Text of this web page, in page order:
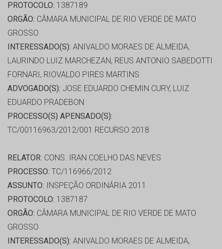
PROTOCOLO: 1387189
ORGÃO: CÂMARA MUNICIPAL DE RIO VERDE DE MATO
GROSSO
INTERESSADO(S): ANIVALDO MORAES DE ALMEIDA,
LAURINDO LUIZ MARCHEZAN, REUS ANTONIO SABEDOTTI
FORNARI, RIOVALDO PIRES MARTINS
ADVOGADO(S): JOSE EDUARDO CHEMIN CURY, LUIZ
EDUARDO PRADEBON
PROCESSO(S) APENSADO(S):
TC/00116963/2012/001 RECURSO 2018
RELATOR: CONS. IRAN COELHO DAS NEVES
PROCESSO: TC/116966/2012
ASSUNTO: INSPEÇÃO ORDINÁRIA 2011
PROTOCOLO: 1387187
ORGÃO: CÂMARA MUNICIPAL DE RIO VERDE DE MATO
GROSSO
INTERESSADO(S): ANIVALDO MORAES DE ALMEIDA,